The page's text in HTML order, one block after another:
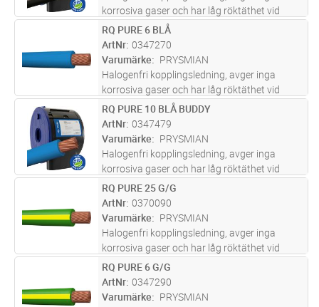
korrosiva gaser och har låg röktäthet vid
brand. För indragning i rör, ledningskanaler
och apparatskåp.
M Lägg i kundvagn
RQ PURE 6 BLÅ
ArtNr 0347270
Varumärke
PRYSMIAN
Halogenfri kopplingsledning, avger inga
korrosiva gaser och har låg röktäthet vid
brand. För indragning i rör, ledningskanaler
och apparatskåp.
M Lägg i kundvagn
RQ PURE 10 BLÅ BUDDY
ArtNr 0347479
Varumärke
PRYSMIAN
Halogenfri kopplingsledning, avger inga
korrosiva gaser och har låg röktäthet vid
brand. För indragning i rör, ledningskanaler
och apparatskåp.
M Lägg i kundvagn
RQ PURE 25 G/G
ArtNr 0370090
Varumärke
PRYSMIAN
Halogenfri kopplingsledning, avger inga
korrosiva gaser och har låg röktäthet vid
brand. För indragning i rör, ledningskanaler
och apparatskåp.
M Lägg i kundvagn
RQ PURE 6 G/G
ArtNr 0347290
Varumärke
PRYSMIAN